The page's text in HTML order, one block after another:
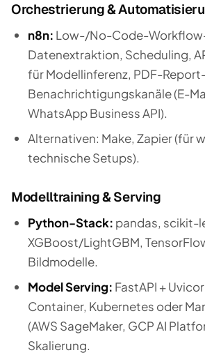
Orchestrierung &
n8n: Low-/No-Code-
Datenextraktion, Scheduling,
für Modellinferenz, PDF-
Benachrichtigungskanäle (E-
WhatsApp Business API).
Alternativen: Make, Zapier (für
technische Setups).
Modelltraining & Serving
Python-Stack: pandas, scikit-
XGBoost/LightGBM,
Bildmodelle.
Model Serving: FastAPI +
Container, Kubernetes oder
(AWS SageMaker, GCP AI
Skalierung.